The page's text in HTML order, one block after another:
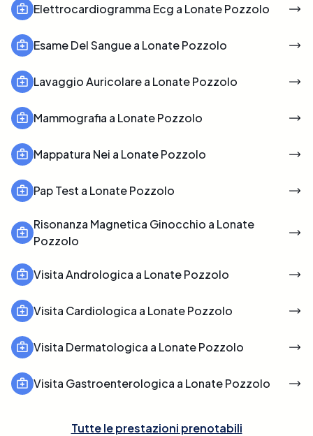
Elettrocardiogramma Ecg a Lonate Pozzolo
Esame Del Sangue a Lonate Pozzolo
Lavaggio Auricolare a Lonate Pozzolo
Mammografia a Lonate Pozzolo
Mappatura Nei a Lonate Pozzolo
Pap Test a Lonate Pozzolo
Risonanza Magnetica Ginocchio a Lonate
Pozzolo
Visita Andrologica a Lonate Pozzolo
Visita Cardiologica a Lonate Pozzolo
Visita Dermatologica a Lonate Pozzolo
Visita Gastroenterologica a Lonate Pozzolo
Tutte le prestazioni prenotabili